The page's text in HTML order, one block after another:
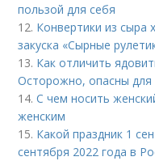
пользой для себя
12. Конвертики из сыра
закуска «Сырные
13. Как отличить
Осторожно, опасны для
14.С чем носить
женским
15. Какой праздник 1
сентября 2022 года в